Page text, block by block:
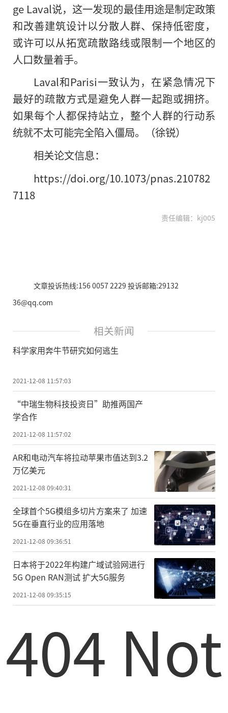
ge Laval说，这一发现的最佳用途是制定政策
和改善建筑设计以分散人群、保持低密度，
或许可以从拓宽疏散路线或限制一个地区的
人口数量着手。
Laval和Parisi一致认为，在紧急情况下
最好的疏散方式是避免人群一起跑或拥挤。
如果每个人都保持站立，整个人群的行动系
统就不太可能完全陷入僵局。（徐锐）
相关论文信息：
https://doi.org/10.1073/pnas.210782
7118
责任编辑：kj005
文章投诉热线:156 0057 2229 投诉邮箱:29132
36@qq.com
相关新闻
科学家用奔牛节研究如何逃生
2021-12-08 11:57:03
“中瑞生物科技投资日”助推两国产
学合作
2021-12-08 11:57:02
AR和电动汽车将拉动苹果市值达到3.2
万亿美元
2021-12-08 09:40:31
全球首个5G模组多切片方案来了 加速
5G在垂直行业的应用落地
2021-12-08 09:36:51
日本将于2022年构建广域试验网进行
5G Open RAN测试 扩大5G服务
2021-12-08 09:35:15
404 Not